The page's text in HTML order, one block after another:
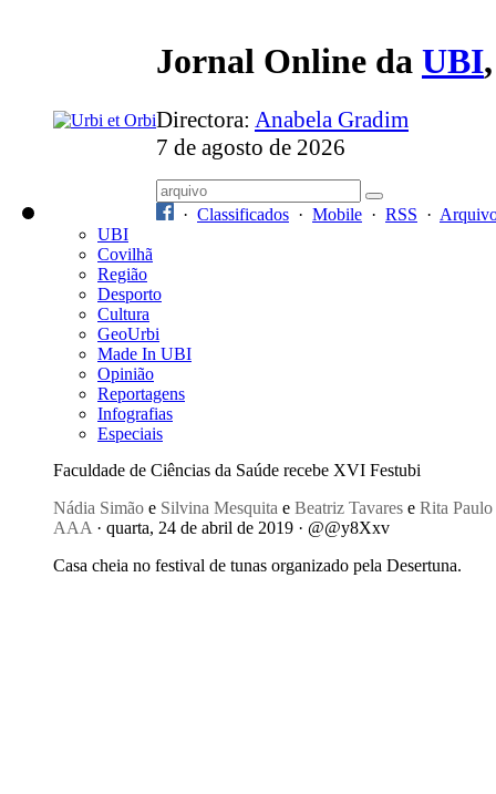
Jornal Online da UBI
Directora: Anabela Gradim
7 de agosto de 2026
· Classificados · Mobile · RSS ·
UBI
Covilhã
Região
Desporto
Cultura
GeoUrbi
Made In UBI
Opinião
Reportagens
Infografias
Especiais
Faculdade de Ciências da Saúde recebe XVI Festubi
Nádia Simão e Silvina Mesquita e Beatriz Tavares e Rita Paulo
AAA · quarta, 24 de abril de 2019 · @@y8Xxv
Casa cheia no festival de tunas organizado pela Desertuna.